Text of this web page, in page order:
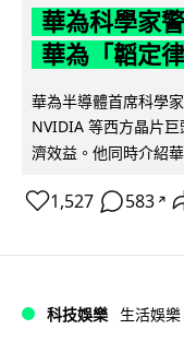
華為科學家
華為「韜定
華為半導體首席科學
NVIDIA 等西方晶片
濟效益。他同時介紹
1,527 583 ↗
科技娛樂 生活娛樂